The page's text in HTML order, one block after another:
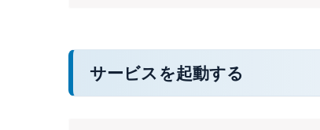
サービスを起動する